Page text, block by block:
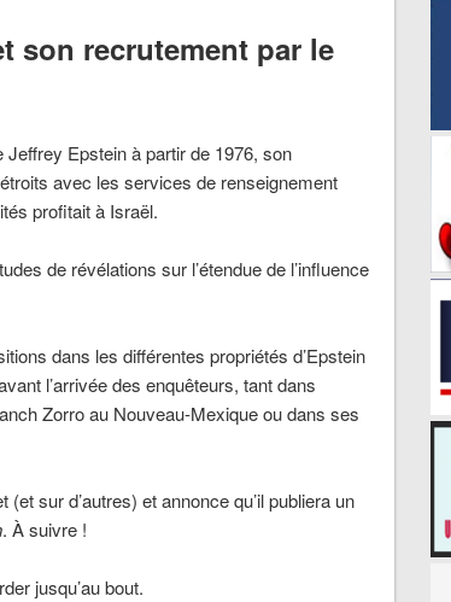
son recrutement par le
Jeffrey Epstein à partir de 1976, son
avec les services de renseignement
profitait à Israël.
de révélations sur l’étendue de l’influence
dans les différentes propriétés d’Epstein
l’arrivée des enquêteurs, tant dans
Zorro au Nouveau-Mexique ou dans ses
sur d’autres) et annonce qu’il publiera un
. À suivre !
jusqu’au bout.